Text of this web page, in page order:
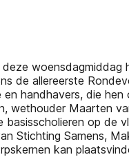
woensdagmiddag
de allereerste
handhavers, die
wethouder Maarten
basisscholieren op de
Stichting Samens,
kan